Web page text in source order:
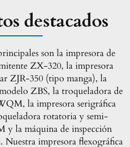
destacados
son la impresora de
ZX-320, la impresora
ZJR-350 (tipo manga), la
ZBS, la troqueladora de
la impresora serigráfica
rotatoria y semi-
y la máquina de inspección
impresora flexográfica